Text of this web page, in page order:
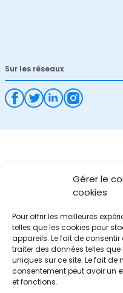
Gérer le
cookies
Pour offrir les meilleures
telles que les cookies pour
appareils. Le fait de
traiter des données telles
uniques sur ce site. Le fait de
consentement peut avoir un
et fonctions.
Sur les réseaux